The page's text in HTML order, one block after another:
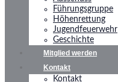
Führungsgruppe
Höhenrettung
Jugendfeuerwehr
Geschichte
Mitglied werden
Kontakt
Kontakt